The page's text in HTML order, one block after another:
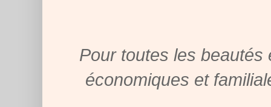
Pour toutes les
économiques et